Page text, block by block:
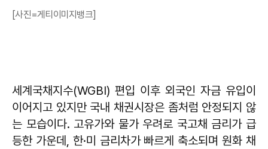
[사진=게티이미지뱅크]
세계국채지수(WGBI) 편입 이후 외국인 자금 유입이
이어지고 있지만 국내 채권시장은 좀처럼 안정되지 않
는 모습이다. 고유가와 물가 우려로 국고채 금리가 급
등한 가운데, 한·미 금리차가 빠르게 축소되며 원화 채